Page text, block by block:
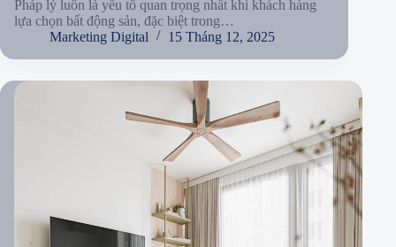
Pháp lý luôn là yếu tố quan trọng nhất khi khách hàng
lựa chọn bất động sản, đặc biệt trong…
Marketing Digital
15 Tháng 12, 2025